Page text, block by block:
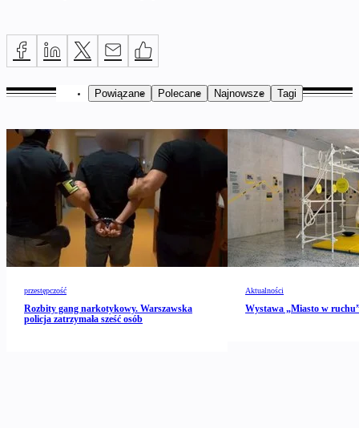
Powiązane Polecane Najnowsze Tagi
przestępczość
Rozbity gang narkotykowy. Warszawska
policja zatrzymała sześć osób
Aktualności
Wystawa „Miasto w